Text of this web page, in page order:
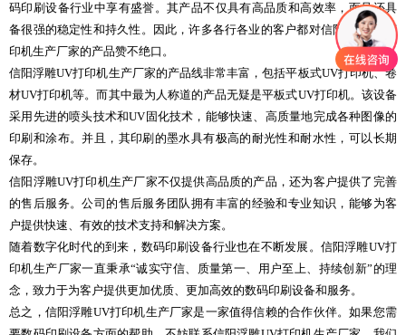
码印刷设备行业中享有盛誉。其产品不仅具有高品质和高效率，而且还具
备很强的稳定性和持久性。因此，许多各行各业的客户都对信阳浮雕UV打
印机生产厂家的产品赞不绝口。
信阳浮雕UV打印机生产厂家的产品线非常丰富，包括平板式UV打印机、卷
材UV打印机等。而其中最为人称道的产品无疑是平板式UV打印机。该设备
采用先进的喷头技术和UV固化技术，能够快速、高质量地完成各种图像的
印刷和涂布。并且，其印刷的墨水具有极高的耐光性和耐水性，可以长期
保存。
信阳浮雕UV打印机生产厂家不仅提供高品质的产品，还为客户提供了完善
的售后服务。公司的售后服务团队拥有丰富的经验和专业知识，能够为客
户提供快速、有效的技术支持和解决方案。
随着数字化时代的到来，数码印刷设备行业也在不断发展。信阳浮雕UV打
印机生产厂家一直秉承“诚实守信、质量第一、用户至上、持续创新”的理
念，致力于为客户提供更加优质、更加高效的数码印刷设备和服务。
总之，信阳浮雕UV打印机生产厂家是一家值得信赖的合作伙伴。如果您需